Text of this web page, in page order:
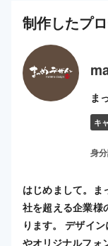
制作したプロ
ま
キ
身
はじめまして。ま
社を超える企業様
ります。 デザイ
やオリジナルフォ